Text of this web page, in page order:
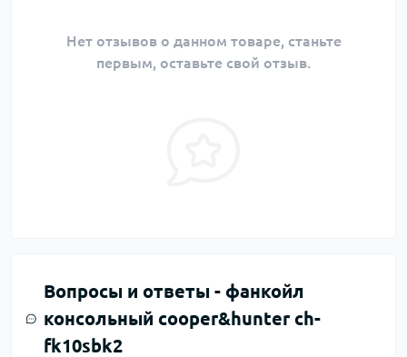
Нет отзывов о данном товаре, станьте
первым, оставьте свой отзыв.
Вопросы и ответы - фанкойл
консольный cooper&hunter ch-
fk10sbk2